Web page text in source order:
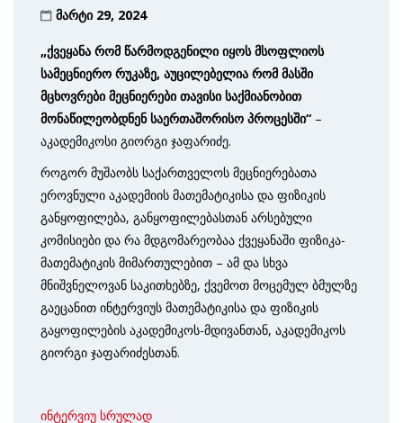
მარტი 29, 2024
„ქვეყანა რომ წარმოდგენილი იყოს მსოფლიოს
სამეცნიერო რუკაზე, აუცილებელია რომ მასში
მცხოვრები მეცნიერები თავისი საქმიანობით
მონაწილეობდნენ საერთაშორისო პროცესში“ –
აკადემიკოსი გიორგი ჯაფარიძე.
როგორ მუშაობს საქართველოს მეცნიერებათა
ეროვნული აკადემიის მათემატიკისა და ფიზიკის
განყოფილება, განყოფილებასთან არსებული
კომისიები და რა მდგომარეობაა ქვეყანაში ფიზიკა-
მათემატიკის მიმართულებით – ამ და სხვა
მნიშვნელოვან საკითხებზე, ქვემოთ მოცემულ ბმულზე
გაეცანით ინტერვიუს მათემატიკისა და ფიზიკის
გაყოფილების აკადემიკოს-მდივანთან, აკადემიკოს
გიორგი ჯაფარიძესთან.
ინტერვიუ სრულად